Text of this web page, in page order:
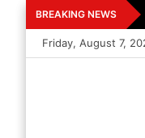
Skip
to
content
BREAKING NEWS
Friday, August 7,